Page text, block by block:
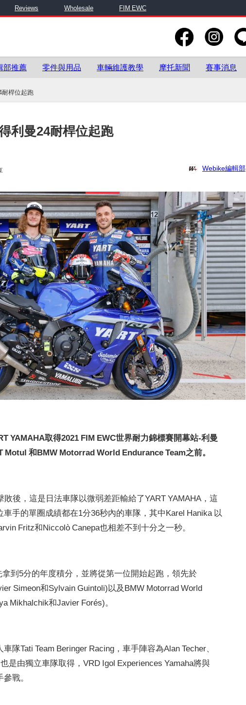
Reviews Wholesale FIM EWC
部推薦 零件與用品 車輛維護教學 摩托新聞 賽事消息
耐桿位起跑
利曼24耐桿位起跑
Webike編輯部
YAMAHA取得2021 FIM EWC世界耐力錦標賽開幕站-利曼
Motul 和BMW Motorrad World Endurance Team之前。
後，這是日法車隊以微弱差距輸給了YART YAMAHA，這
手的單圈成績都在1分36秒內的車隊，其中Karel Hanika 以
Fritz和Niccolò Canepa也相差不到十分之一秒。
到5分的年度積分，並將從第一位開始起跑，領先於
Simeon和Sylvain Guintoli)以及BMW Motorrad World
Mikhalchik和Javier Forés)。
隊Tati Team Beringer Racing，車手陣容為Alan Techer、
是由獨立車隊取得，VRD Igol Experiences Yamaha將與
戰。